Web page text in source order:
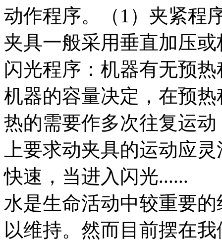
动作程序。（1）夹紧程
夹具一般采用垂直加压
闪光程序：机器有无预
机器的容量决定，在预
热的需要作多次往复运
上要求动夹具的运动应
快速，当进入闪光......
水是生命活动中较重要
以维持。然而目前摆在